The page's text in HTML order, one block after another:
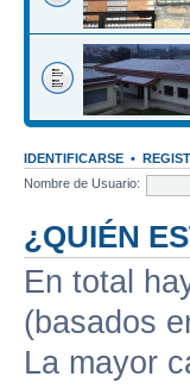
IDENTIFICARSE •
Nombre de Usuario:
¿QUIÉN
En total
(basados
La mayor